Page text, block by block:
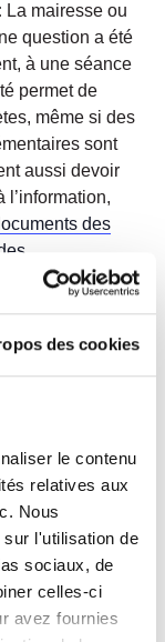
des cookies
le contenu
relatives aux
Nous
l'utilisation de
sociaux, de
celles-ci
avez fournies
La mairesse ou
question a été
à une séance
permet de
même si des
sont
aussi devoir
l’information,
des
les
conseil, sont
(téléphone
qui